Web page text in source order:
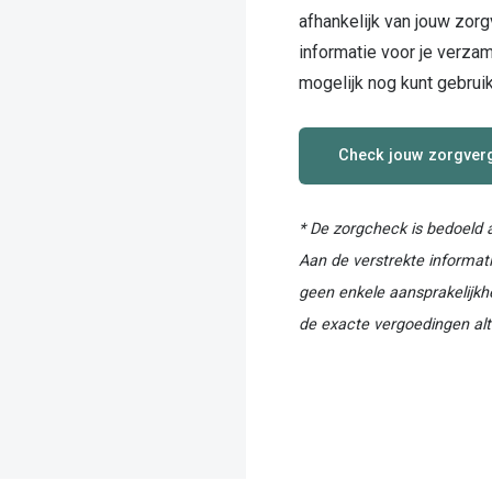
afhankelijk van jouw
informatie voor je
mogelijk nog kunt
Check jouw
* De zorgcheck is bedoeld
Aan de verstrekte
geen enkele
de exacte vergoedingen